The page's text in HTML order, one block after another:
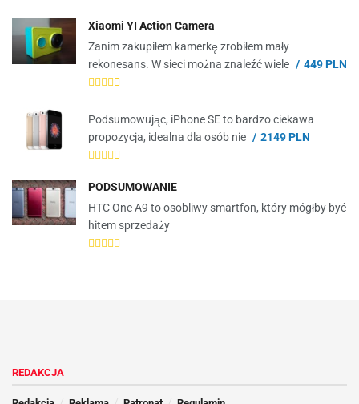
Xiaomi YI Action Camera
Zanim zakupiłem kamerkę zrobiłem mały
rekonesans. W sieci można znaleźć wiele
449 PLN
Podsumowując, iPhone SE to bardzo ciekawa
propozycja, idealna dla osób nie
2149 PLN
PODSUMOWANIE
HTC One A9 to osobliwy smartfon, który mógłby być
hitem sprzedaży
REDAKCJA